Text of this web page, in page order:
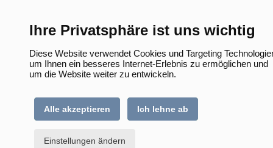
Ihre Privatsphäre ist uns wichtig
Diese Website verwendet Cookies und Targeting
um Ihnen ein besseres Internet-Erlebnis zu ermöglichen und
um die Website weiter zu entwickeln.
Alle akzeptieren Ich lehne ab
Einstellungen ändern